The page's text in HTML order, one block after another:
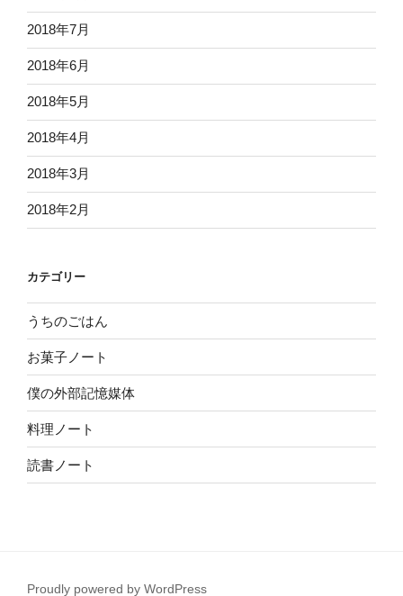
2018年7月
2018年6月
2018年5月
2018年4月
2018年3月
2018年2月
カテゴリー
うちのごはん
お菓子ノート
僕の外部記憶媒体
料理ノート
読書ノート
Proudly powered by WordPress